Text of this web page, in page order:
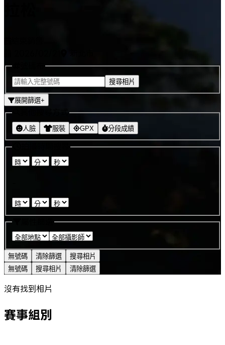
搜尋相片
展開篩選+
人臉 服裝 GPX 分段成績
無號碼 清除篩選
搜尋相片
無號碼
搜尋相片 清除篩選
沒有找到相片
賽事組別